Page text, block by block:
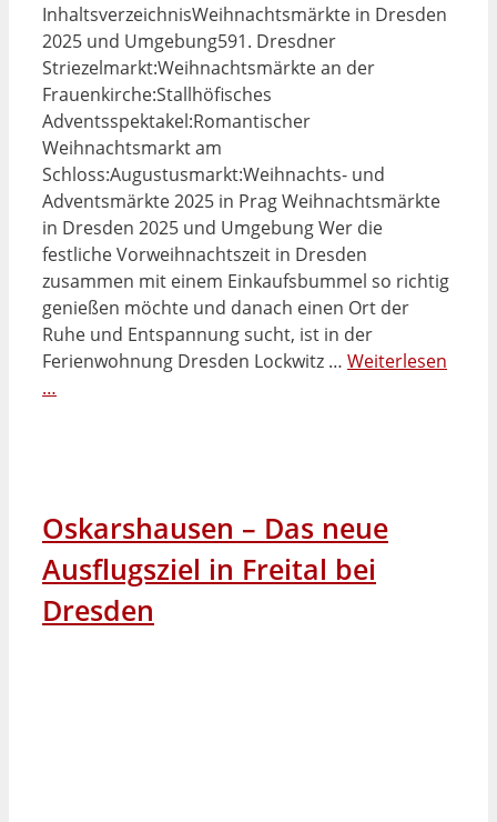
InhaltsverzeichnisWeihnachtsmärkte in Dresden
2025 und Umgebung591. Dresdner
Striezelmarkt:Weihnachtsmärkte an der
Frauenkirche:Stallhöfisches
Adventsspektakel:Romantischer
Weihnachtsmarkt am
Schloss:Augustusmarkt:Weihnachts- und
Adventsmärkte 2025 in Prag Weihnachtsmärkte
in Dresden 2025 und Umgebung Wer die
festliche Vorweihnachtszeit in Dresden
zusammen mit einem Einkaufsbummel so richtig
genießen möchte und danach einen Ort der
Ruhe und Entspannung sucht, ist in der
Ferienwohnung Dresden Lockwitz … Weiterlesen
…
Oskarshausen – Das neue
Ausflugsziel in Freital bei
Dresden